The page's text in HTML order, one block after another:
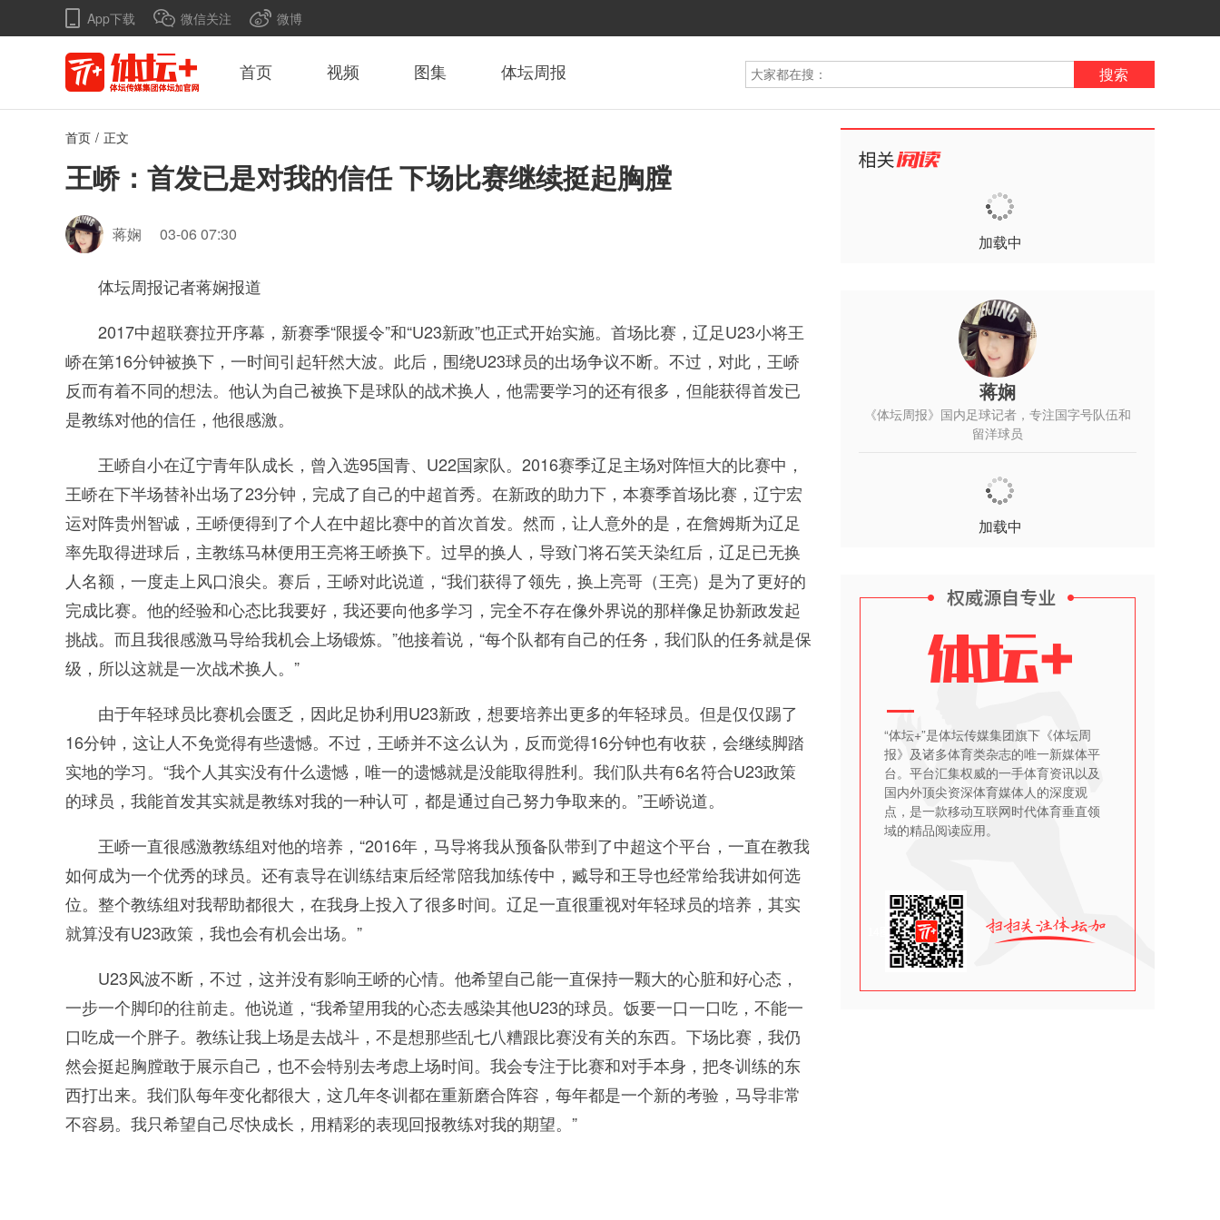
App下载 微信关注 微博
首页 视频 图集 体坛周报 搜索
首页 / 正文
王峤：首发已是对我的信任 下场比赛继续挺起胸膛
蒋娴 03-06 07:30
体坛周报记者蒋娴报道
2017中超联赛拉开序幕，新赛季“限援令”和“U23新政”也正式开始实施。首场比赛，辽足U23小将王
峤在第16分钟被换下，一时间引起轩然大波。此后，围绕U23球员的出场争议不断。不过，对此，王峤
反而有着不同的想法。他认为自己被换下是球队的战术换人，他需要学习的还有很多，但能获得首发已
是教练对他的信任，他很感激。
王峤自小在辽宁青年队成长，曾入选95国青、U22国家队。2016赛季辽足主场对阵恒大的比赛中，
王峤在下半场替补出场了23分钟，完成了自己的中超首秀。在新政的助力下，本赛季首场比赛，辽宁宏
运对阵贵州智诚，王峤便得到了个人在中超比赛中的首次首发。然而，让人意外的是，在詹姆斯为辽足
率先取得进球后，主教练马林便用王亮将王峤换下。过早的换人，导致门将石笑天染红后，辽足已无换
人名额，一度走上风口浪尖。赛后，王峤对此说道，“我们获得了领先，换上亮哥（王亮）是为了更好的
完成比赛。他的经验和心态比我要好，我还要向他多学习，完全不存在像外界说的那样像足协新政发起
挑战。而且我很感激马导给我机会上场锻炼。”他接着说，“每个队都有自己的任务，我们队的任务就是保
级，所以这就是一次战术换人。”
由于年轻球员比赛机会匮乏，因此足协利用U23新政，想要培养出更多的年轻球员。但是仅仅踢了
16分钟，这让人不免觉得有些遗憾。不过，王峤并不这么认为，反而觉得16分钟也有收获，会继续脚踏
实地的学习。“我个人其实没有什么遗憾，唯一的遗憾就是没能取得胜利。我们队共有6名符合U23政策
的球员，我能首发其实就是教练对我的一种认可，都是通过自己努力争取来的。”王峤说道。
王峤一直很感激教练组对他的培养，“2016年，马导将我从预备队带到了中超这个平台，一直在教我
如何成为一个优秀的球员。还有袁导在训练结束后经常陪我加练传中，臧导和王导也经常给我讲如何选
位。整个教练组对我帮助都很大，在我身上投入了很多时间。辽足一直很重视对年轻球员的培养，其实
就算没有U23政策，我也会有机会出场。”
U23风波不断，不过，这并没有影响王峤的心情。他希望自己能一直保持一颗大的心脏和好心态，
一步一个脚印的往前走。他说道，“我希望用我的心态去感染其他U23的球员。饭要一口一口吃，不能一
口吃成一个胖子。教练让我上场是去战斗，不是想那些乱七八糟跟比赛没有关的东西。下场比赛，我仍
然会挺起胸膛敢于展示自己，也不会特别去考虑上场时间。我会专注于比赛和对手本身，把冬训练的东
西打出来。我们队每年变化都很大，这几年冬训都在重新磨合阵容，每年都是一个新的考验，马导非常
不容易。我只希望自己尽快成长，用精彩的表现回报教练对我的期望。”
加载中
蒋娴
《体坛周报》国内足球记者，专注国字号队伍和
留洋球员
加载中
“体坛+”是体坛传媒集团旗下《体坛周
报》及诸多体育类杂志的唯一新媒体平
台。平台汇集权威的一手体育资讯以及
国内外顶尖资深体育媒体人的深度观
点，是一款移动互联网时代体育垂直领
域的精品阅读应用。